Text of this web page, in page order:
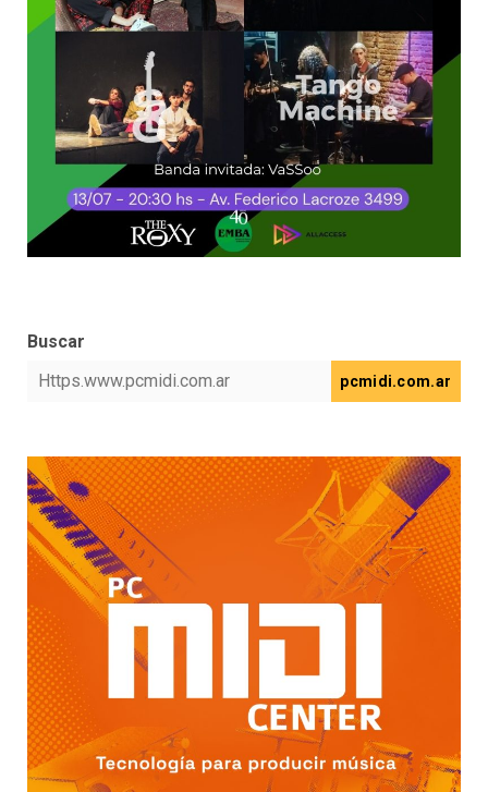
Buscar
pcmidi.com.ar